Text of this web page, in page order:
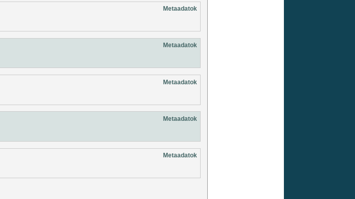
Metaadatok
Metaadatok
Metaadatok
Metaadatok
Metaadatok